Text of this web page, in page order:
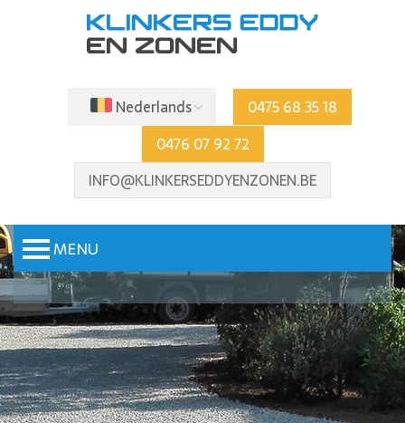
Nederlands
0475 68 35 18
0476 07 92 72
INFO@KLINKERSEDDYENZONEN.BE
MENU